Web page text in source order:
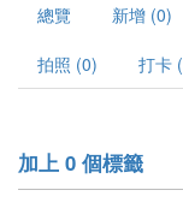
總覽 新增 (0)
拍照 (0) 打卡
加上 0 個標籤